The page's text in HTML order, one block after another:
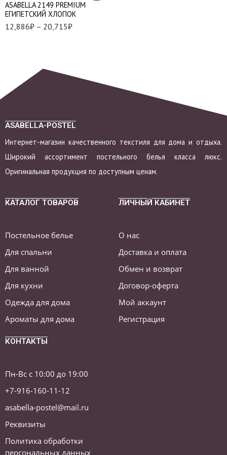
АSABELLA 2149 PREMIUM
ЕГИПЕТСКИЙ ХЛОПОК
12,886₽ – 20,715₽
Семейный
ASABELLA-POSTEL
Интернет-магазин качественного текстиля для дома и отдыха.
Широкий ассортимент постельного белья класса люкс.
Оригинальная продукция по доступным ценам.
КАТАЛОГ ТОВАРОВ
Постельное белье
Для спальни
Для ванной
Для кухни
Одежда для дома
Ароматы для дома
ЛИЧНЫЙ КАБИНЕТ
О нас
Доставка и оплата
Обмен и возврат
Договор-оферта
Мой аккаунт
Регистрация
КОНТАКТЫ
Пн-Вс с 10:00 до 19:00
+7-916-160-11-12
asabella-postel@mail.ru
Реквизиты
Политика обработки
персональных данных